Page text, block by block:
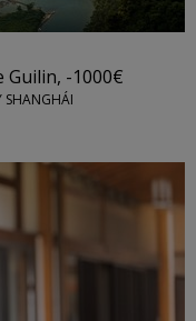
Guilin, -1000€
SHANGHÁI